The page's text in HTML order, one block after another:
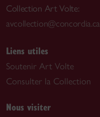
Collection Art Volte:
avcollection@concordia.ca
Liens utiles
Soutenir Art Volte
Consulter la Collection
Nous visiter